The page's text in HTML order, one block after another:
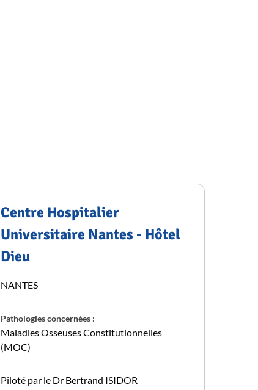
Centre Hospitalier
Universitaire Nantes - Hôtel
Dieu
NANTES
Pathologies concernées :
Maladies Osseuses Constitutionnelles
(MOC)
Piloté par le Dr Bertrand ISIDOR